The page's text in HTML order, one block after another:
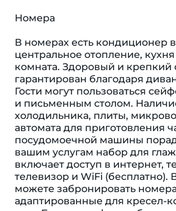
Номера
В номерах есть кондиционер
центральное отопление,
комната. Здоровый и крепкий
гарантирован благодаря
Гости могут пользоваться
и письменным столом.
холодильника, плиты,
автомата для приготовления
посудомоечной машины
вашим услугам набор для
включает доступ в интернет,
телевизор и WiFi (бесплатно).
можете забронировать
адаптированные для кресел-